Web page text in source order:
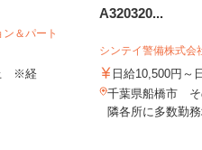
＆パート
※経
A320320...
シンテイ警備株式
日給10,500円～
千葉県船橋市
隣各所に多数勤務